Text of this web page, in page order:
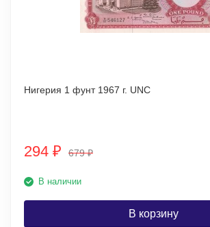
Нигерия 1 фунт 1967 г. UNC
294 ₽ 679₽
В наличии
В корзину